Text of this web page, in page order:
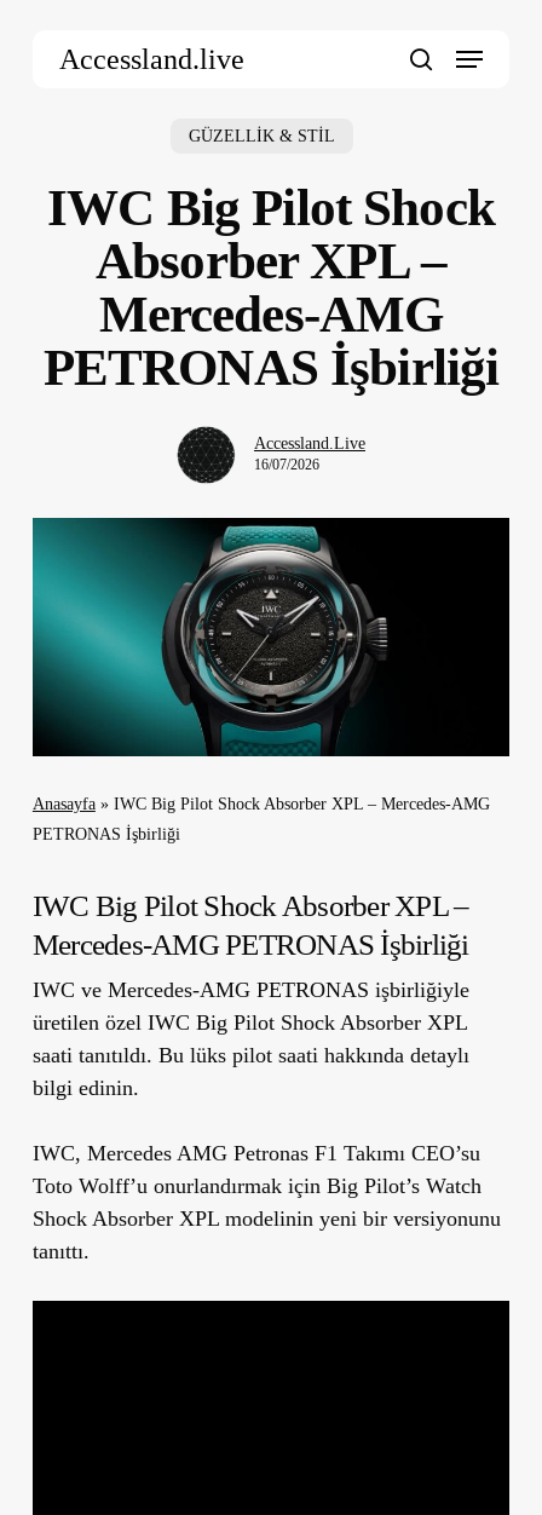
Accessland.live Menu
GÜZELLİK & STİL
IWC Big Pilot Shock
Absorber XPL –
Mercedes-AMG
PETRONAS İşbirliği
Accessland.Live
16/07/2026
Anasayfa» IWC Big Pilot Shock Absorber XPL – Mercedes-AMG
PETRONAS İşbirliği
IWC Big Pilot Shock Absorber XPL –
Mercedes-AMG PETRONAS İşbirliği
IWC ve Mercedes-AMG PETRONAS işbirliğiyle
üretilen özel IWC Big Pilot Shock Absorber XPL
saati tanıtıldı. Bu lüks pilot saati hakkında detaylı
bilgi edinin.
IWC, Mercedes AMG Petronas F1 Takımı CEO’su
Toto Wolff’u onurlandırmak için Big Pilot’s Watch
Shock Absorber XPL modelinin yeni bir versiyonunu
tanıttı.